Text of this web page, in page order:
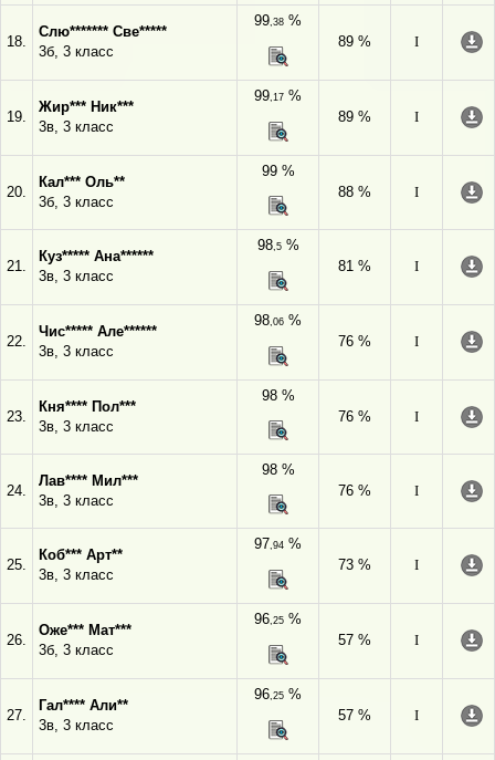
18.
Слю******* Све*****
3б, 3 класс
99,38 %
89 %
I
19.
Жир*** Ник***
3в, 3 класс
99,17 %
89 %
I
20.
Кал*** Оль**
3б, 3 класс
99 %
88 %
I
21.
Куз***** Ана******
3в, 3 класс
98,5%
81 %
I
22.
Чис***** Але******
3в, 3 класс
98,06 %
76 %
I
23.
Кня**** Пол***
3в, 3 класс
98 %
76 %
I
24.
Лав**** Мил***
3в, 3 класс
98 %
76 %
I
25.
Коб*** Арт**
3в, 3 класс
97,94 %
73 %
I
26.
Оже*** Мат***
3б, 3 класс
96,25 %
57 %
I
27.
Гал**** Али**
3в, 3 класс
96,25 %
57 %
I